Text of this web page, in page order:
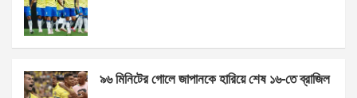
o
o
k
g
er
p
৯৬ মিনিটের গোলে জাপানকে হারিয়ে শেষ ১৬-তে ব্রাজিল